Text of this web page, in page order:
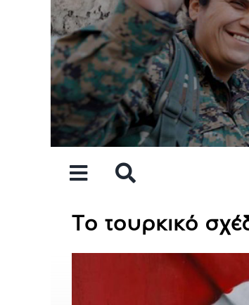
Το τουρκικό